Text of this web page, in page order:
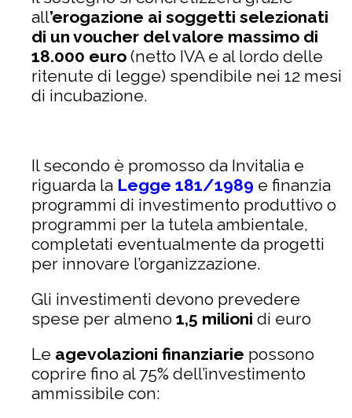
all’erogazione ai soggetti selezionati
di un voucher del valore massimo di
18.000 euro (netto IVA e al lordo delle
ritenute di legge) spendibile nei 12 mesi
di incubazione.
Il secondo è promosso da Invitalia e
riguarda la Legge 181/1989 e finanzia
programmi di investimento produttivo o
programmi per la tutela ambientale,
completati eventualmente da progetti
per innovare l’organizzazione.
Gli investimenti devono prevedere
spese per almeno 1,5 milioni di euro
Le agevolazioni finanziarie possono
coprire fino al 75% dell’investimento
ammissibile con: